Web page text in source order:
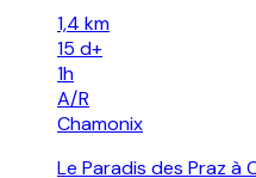
1,4 km
15 d+
1h
A/R
Chamonix
Le Paradis des Praz à